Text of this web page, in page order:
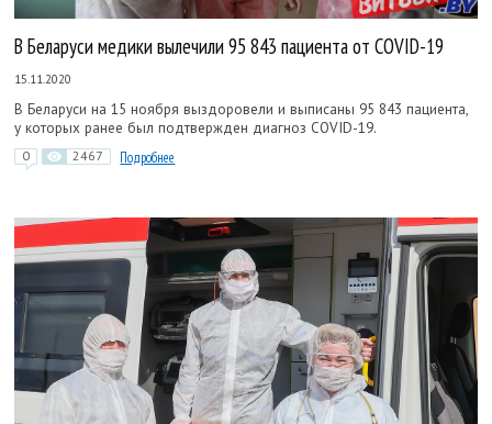
В Беларуси медики вылечили 95 843 пациента от COVID-19
15.11.2020
В Беларуси на 15 ноября выздоровели и выписаны 95 843 пациента,
у которых ранее был подтвержден диагноз COVID-19.
0 2467 Подробнее